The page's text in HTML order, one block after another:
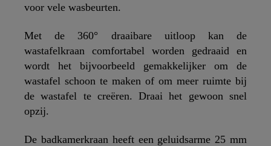
voor vele wasbeurten.
Met de 360° draaibare uitloop kan de
wastafelkraan comfortabel worden gedraaid en
wordt het bijvoorbeeld gemakkelijker om de
wastafel schoon te maken of om meer ruimte bij
de wastafel te creëren. Draai het gewoon snel
opzij.
De badkamerkraan heeft een geluidsarme 25 mm